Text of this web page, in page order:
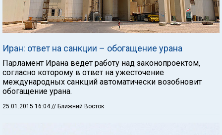
Иран: ответ на санкции – обогащение урана
Парламент Ирана ведет работу над законопроектом,
согласно которому в ответ на ужесточение
международных санкций автоматически возобновит
обогащение урана.
25.01.2015 16:04 // Ближний Восток